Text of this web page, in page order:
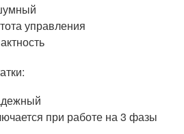
управления
при работе на 3 фазы